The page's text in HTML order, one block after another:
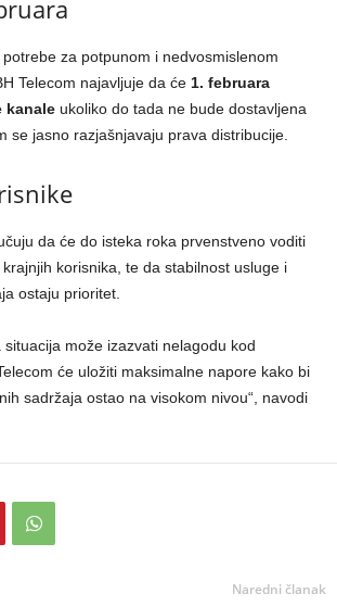
za potpunom i nedvosmislenom
Telecom najavljuje da će 1. februara
kanale ukoliko do tada ne bude dostavljena
se jasno razjašnjavaju prava distribucije.
da će do isteka roka prvenstveno voditi
korisnika, te da stabilnost usluge i
ostaju prioritet.
situacija može izazvati nelagodu kod
će uložiti maksimalne napore kako bi
sadržaja ostao na visokom nivou“, navodi
Naredni članak